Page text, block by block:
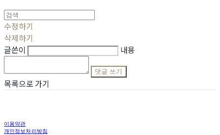
수정하기
삭제하기
글쓴이
내용
댓글 쓰기
목록으로 가기
이용약관
개인정보처리방침